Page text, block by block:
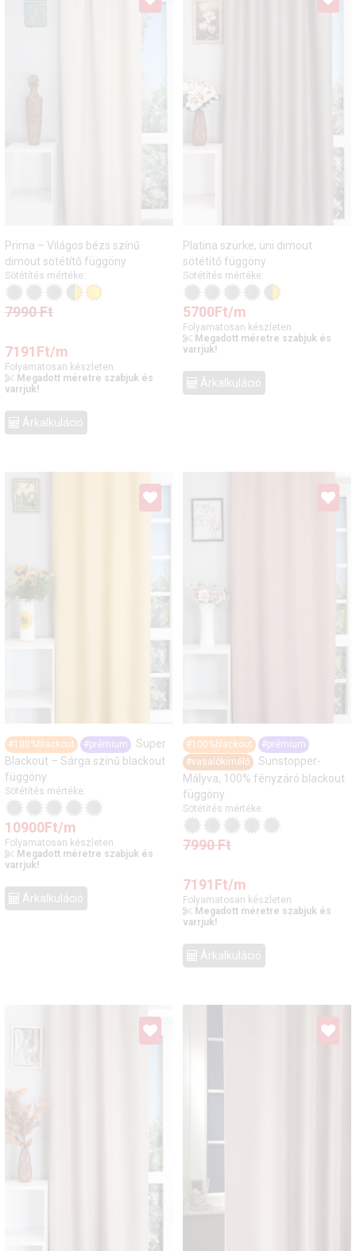
Prima – Világos bézs színű
dimout sötétítő függöny
Sötétítés mértéke:
7990Ft
7191Ft/m
Folyamatosan készleten.
Megadott méretre szabjuk és
varrjuk!
Árkalkuláció
Platina szürke, üni dimout
sötétítő függöny
Sötétítés mértéke:
5700Ft/m
Folyamatosan készleten.
Megadott méretre szabjuk és
varrjuk!
Árkalkuláció
#100%blackout #prémium
Super
Blackout – Sárga színű blackout
függöny
Sötétítés mértéke:
10900Ft/m
Folyamatosan készleten.
Megadott méretre szabjuk és
varrjuk!
Árkalkuláció
#100%blackout
#prémium
#vasalókímélő
Sunstopper-
Mályva, 100% fényzáró blackout
függöny
Sötétítés mértéke:
7990Ft
7191Ft/m
Folyamatosan készleten.
Megadott méretre szabjuk és
varrjuk!
Árkalkuláció